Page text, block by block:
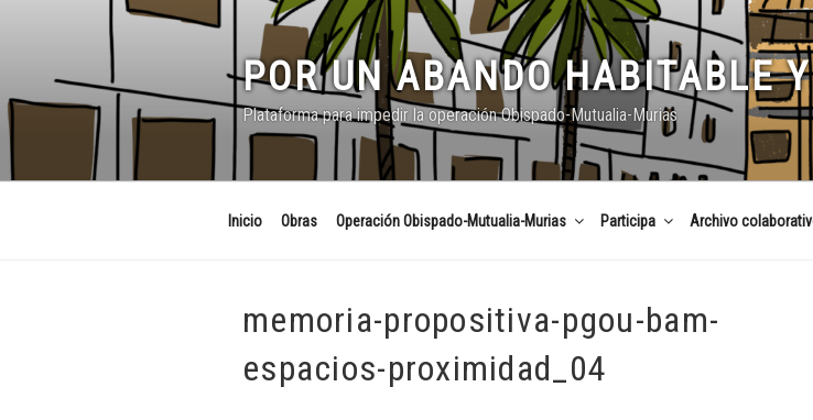
POR UN ABANDO HABITABLE
Plataforma para impedir la operación Obispado-Mutualia-Murias
Inicio Obras Operación Obispado-Mutualia-Murias Participa Archivo
memoria-propositiva-pgou-bam-
espacios-proximidad_04